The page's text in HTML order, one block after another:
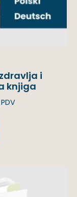
zdravlja i
knjiga